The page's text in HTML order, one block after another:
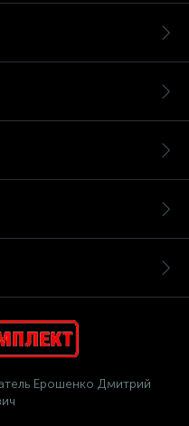
Ерошенко Дмитрий